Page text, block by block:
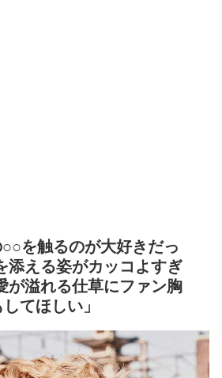
を触るのが大好きだっ
添える姿がカッコよすぎ
溢れる仕草にファン胸
てほしい」